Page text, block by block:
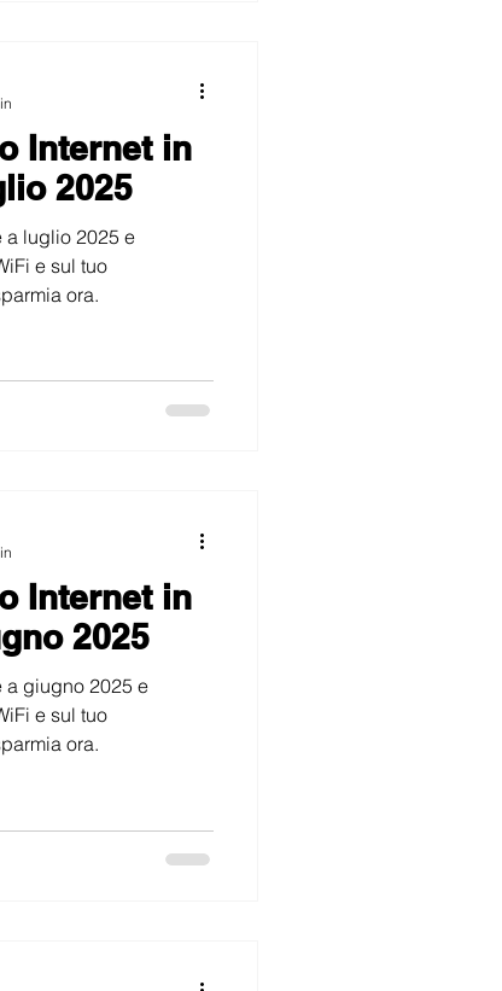
Internet in
2025
a luglio 2025 e
e sul tuo
ora.
Internet in
2025
a giugno 2025 e
e sul tuo
ora.